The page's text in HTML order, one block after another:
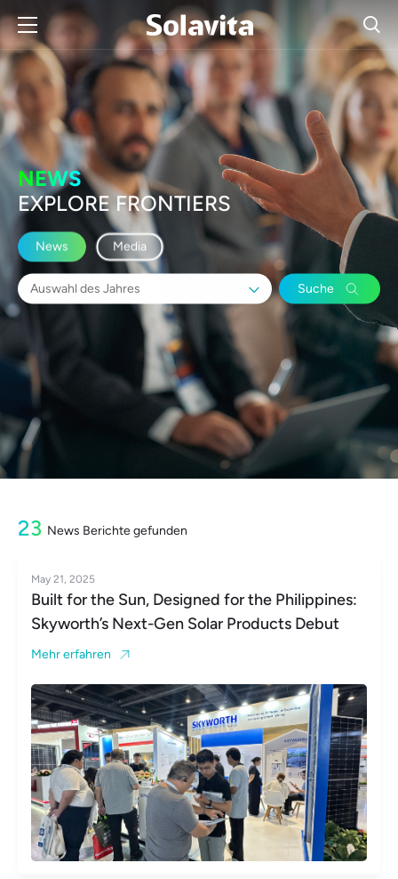
NEWS
EXPLORE FRONTIERS
News Media
Suche
23 News Berichte gefunden
May 21, 2025
Built for the Sun, Designed for the Philippines:
Skyworth’s Next-Gen Solar Products Debut
Mehr erfahren